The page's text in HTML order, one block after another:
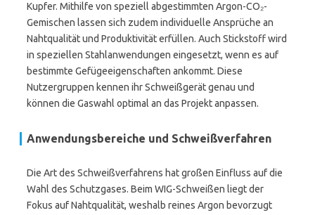
Kupfer. Mithilfe von speziell abgestimmten Argon-CO₂-
Gemischen lassen sich zudem individuelle Ansprüche an
Nahtqualität und Produktivität erfüllen. Auch Stickstoff wird
in speziellen Stahlanwendungen eingesetzt, wenn es auf
bestimmte Gefügeeigenschaften ankommt. Diese
Nutzergruppen kennen ihr Schweißgerät genau und
können die Gaswahl optimal an das Projekt anpassen.
Anwendungsbereiche und Schweißverfahren
Die Art des Schweißverfahrens hat großen Einfluss auf die
Wahl des Schutzgases. Beim WIG-Schweißen liegt der
Fokus auf Nahtqualität, weshalb reines Argon bevorzugt